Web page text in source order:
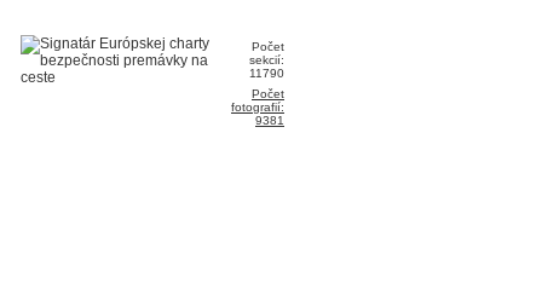
Počet
sekcií:
11790
Počet
fotografií:
9381